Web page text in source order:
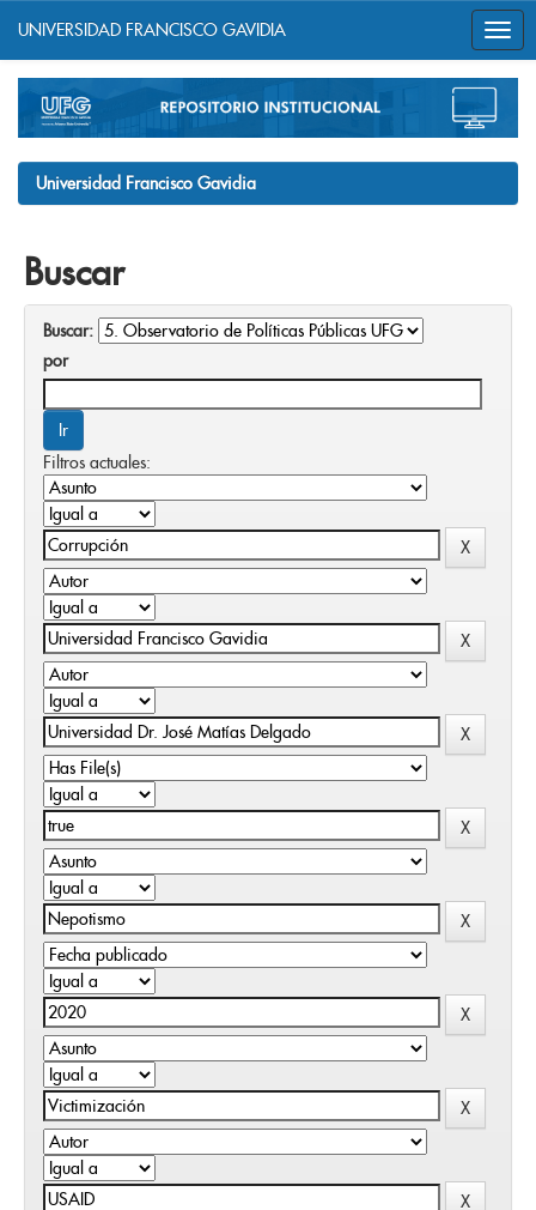
navigation
UNIVERSIDAD FRANCISCO GAVIDIA
Universidad Francisco Gavidia
Buscar
Buscar:
por
Filtros actuales: